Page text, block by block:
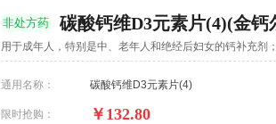
非处方药 碳酸钙维D3元素片(4)(金钙
用于成年人，特别是中、老年人和绝经后妇女的钙补充剂
通用名称： 碳酸钙维D3元素片(4)
限时抢购： ￥132.80